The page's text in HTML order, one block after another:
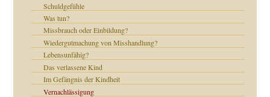
Schuldgefühle
Was tun?
Missbrauch oder Einbildung?
Wiedergutmachung von Misshandlung?
Lebensunfähig?
Das verlassene Kind
Im Gefängnis der Kindheit
Vernachlässigung